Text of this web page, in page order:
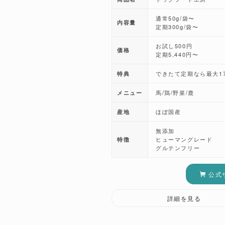
内容量
通常50g/袋〜
定期300g/袋〜
価格
お試し500円
定期5,440円〜
特典 できたて定期なら最大
メニュー 馬/鶏/野菜/鹿
産地 ほぼ国産
特徴
無添加
ヒューマングレード
グルテンフリー
公式
詳細を見る